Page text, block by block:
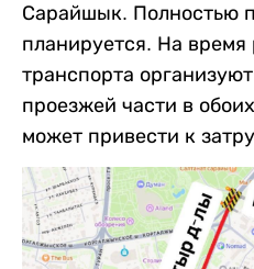
Сарайшык. Полностью
планируется. На
транспорта
проезжей части в
может привести к